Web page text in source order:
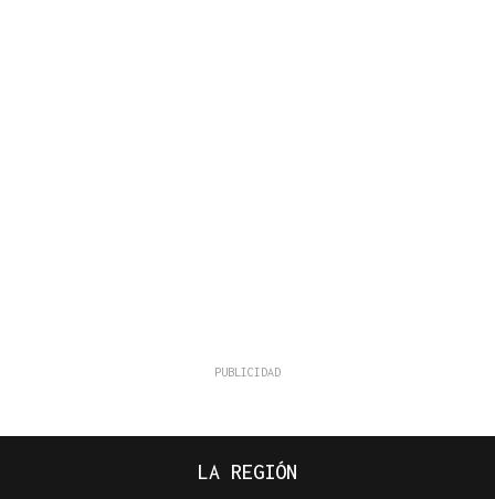
LA REGIÓN